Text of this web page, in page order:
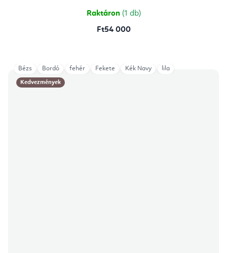
Raktáron (1 db)
Ft54 000
Kedvezmények
Bézs Bordó fehér Fekete Kék Navy lila